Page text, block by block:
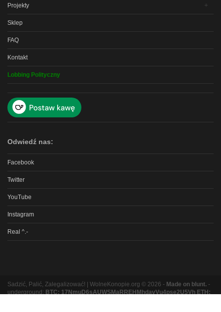
Projekty
Sklep
FAQ
Kontakt
Lobbing Polityczny
Odwiedź nas:
Facebook
Twitter
YouTube
Instagram
Real ^.-
Sadzić, Palić, Zalegalizować! | WolneKonopie.org © 2026 - Made on blunt. -
underground: BTC: 17NmuD6sAUWSMaRREHMhdavVu4pse2U5Vh ETH: